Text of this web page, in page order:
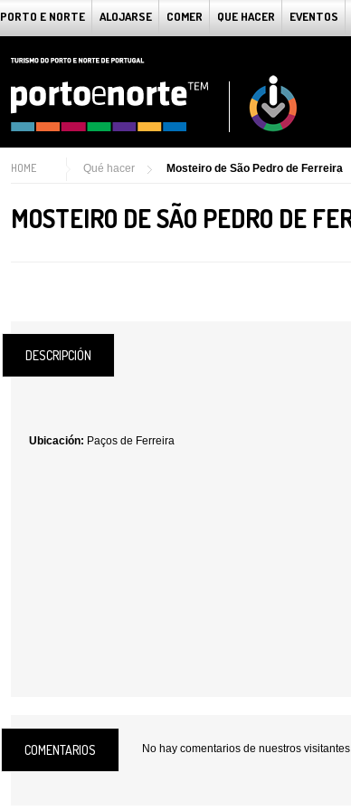
PORTO E NORTE ALOJARSE COMER QUE HACER EVENTOS
HOME Qué hacer Mosteiro de São Pedro de Ferreira
MOSTEIRO DE SÃO PEDRO DE
DESCRIPCIÓN
Ubicación: Paços de Ferreira
COMENTARIOS No hay comentarios de nuestros